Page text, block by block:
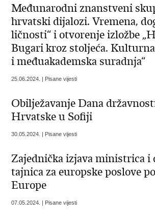
Međunarodni znanstveni
hrvatski dijalozi. Vremena,
ličnosti“ i otvorenje izložbe
Bugari kroz stoljeća.
i međuakademska suradnja“
25.06.2024. | Pisane vijesti
Obilježavanje Dana
Hrvatske u Sofiji
30.05.2024. | Pisane vijesti
Zajednička izjava ministrica i
tajnica za europske poslove
Europe
07.05.2024. | Pisane vijesti